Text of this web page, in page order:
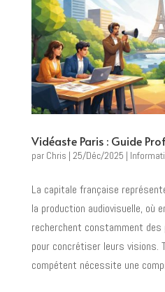
Vidéaste Paris : Guide
par Chris | 25/Déc/2025 |
La capitale française
la production audiovisuelle,
recherchent constamment
pour concrétiser leurs visions.
compétent nécessite une